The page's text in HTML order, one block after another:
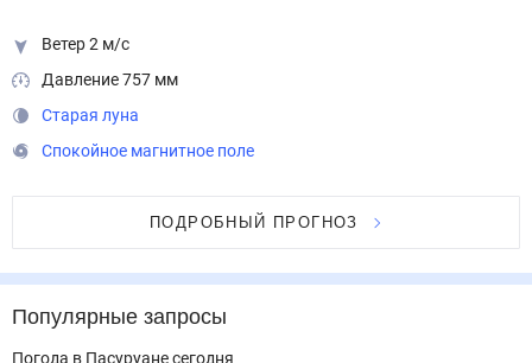
Ветер 2 м/с
Давление 757 мм
Старая луна
Спокойное магнитное поле
ПОДРОБНЫЙ ПРОГНОЗ
Популярные запросы
Погода в Пасуруане сегодня